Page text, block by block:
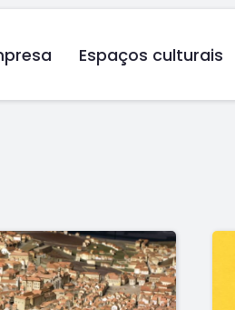
Espaços culturais